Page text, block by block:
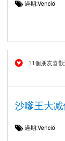
過期:Venció
11個朋友喜
沙嗲王大
過期:Venció